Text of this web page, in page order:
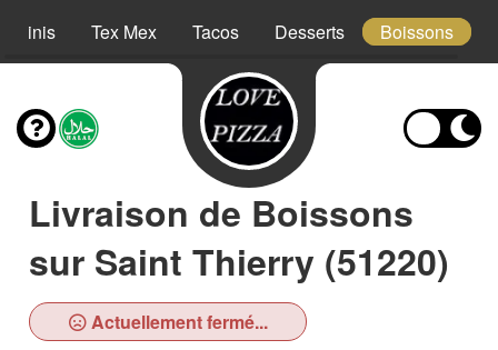
Tex Mex Tacos Desserts Boissons
Livraison de Boissons
sur Saint Thierry (51220)
Actuellement fermé...